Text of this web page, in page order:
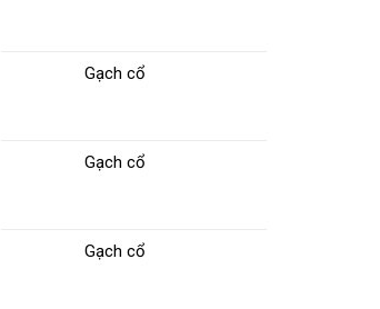
Gạch cổ
Gạch cổ
Gạch cổ